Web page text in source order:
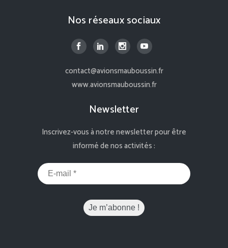
Nos réseaux sociaux
contact@avionsmauboussin.fr
www.avionsmauboussin.fr
Newsletter
Inscrivez-vous à notre newsletter pour être
informé de nos activités :